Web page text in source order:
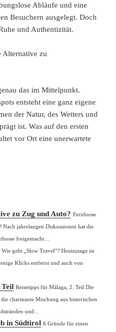
Abläufe und eine
Besuchern ausgelegt. Doch
und Authentizität.
das im Mittelpunkt.
entsteht eine ganz eigene
der Natur, des Wetters und
ist. Was auf den ersten
vor Ort eine unerwartete
zu Massentourismus
zu Zug und Auto? Fernbusse
jahrelangen Diskussionen hat die
freigemacht....
Wie geht „Slow Travel“? Heutzutage ist
Klicks entfernt und auch von
Teil Reisetipps für Málaga, 2. Teil Die
charmante Mischung aus historischen
und...
in Südtirol 6 Gründe für einen